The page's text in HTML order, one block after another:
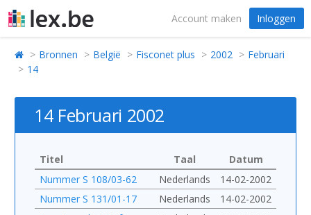
Account maken Inloggen
Bronnen België Fisconet plus 2002
Februari
14
14 Februari 2002
Titel Taal
Datum
Nummer S 108/03-62
Nederlands
14-02-2002
Nummer S 131/01-17
Nederlands
14-02-2002